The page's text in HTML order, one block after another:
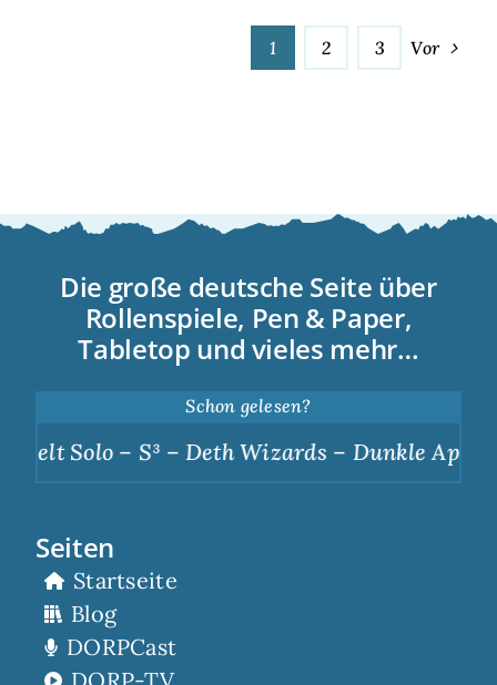
1 2 3 Vor
Die große deutsche Seite über
Rollenspiele, Pen & Paper,
Tabletop und vieles mehr…
Schon gelesen?
S³ – Deth Wizards – Dunkle Apotheose |
Seiten
Startseite
Blog
DORPCast